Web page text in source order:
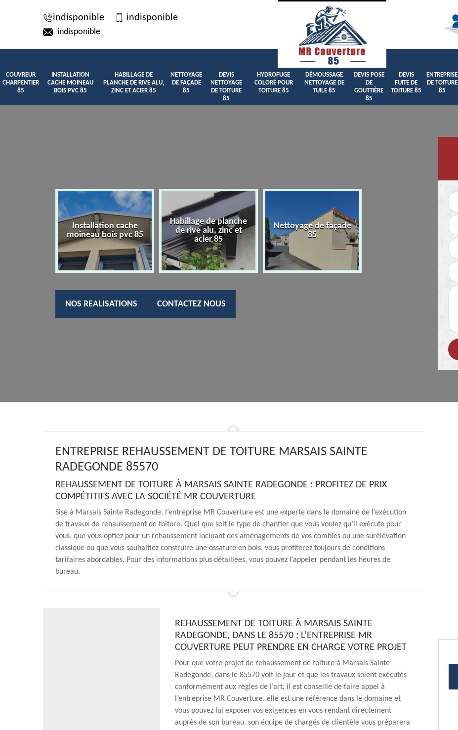
indisponible indisponible
indisponible
COUVREUR
CHARPENTIER
85
INSTALLATION
CACHE MOINEAU
BOIS PVC 85
HABILLAGE DE
PLANCHE DE RIVE ALU,
ZINC ET ACIER 85
NETTOYAGE
DE FAÇADE
85
DEVIS
NETTOYAGE
DE TOITURE
85
HYDROFUGE
COLORÉ POUR
TOITURE 85
DÉMOUSSAGE
NETTOYAGE DE
TUILE 85
DEVIS POSE
DE
GOUTTIÈRE
85
DEVIS
FUITE DE
TOITURE 85
ENTREPRISE
DE TOITURE
85
Installation cache
moineau bois pvc 85
Habillage de planche
de rive alu, zinc et
acier 85
Nettoyage de façade
85
Devis nettoyage de
NOS REALISATIONS CONTACTEZ NOUS
ENTREPRISE REHAUSSEMENT DE TOITURE MARSAIS SAINTE
RADEGONDE 85570
REHAUSSEMENT DE TOITURE À MARSAIS SAINTE RADEGONDE : PROFITEZ DE PRIX
COMPÉTITIFS AVEC LA SOCIÉTÉ MR COUVERTURE
Sise à Marsais Sainte Radegonde, l’entreprise MR Couverture est une experte dans le domaine de l’exécution
de travaux de rehaussement de toiture. Quel que soit le type de chantier que vous voulez qu’il exécute pour
vous, que vous optiez pour un rehaussement incluant des aménagements de vos combles ou une surélévation
classique ou que vous souhaitiez construire une ossature en bois, vous profiterez toujours de conditions
tarifaires abordables. Pour des informations plus détaillées, vous pouvez l’appeler pendant les heures de
bureau.
REHAUSSEMENT DE TOITURE À MARSAIS SAINTE
RADEGONDE, DANS LE 85570 : L’ENTREPRISE MR
COUVERTURE PEUT PRENDRE EN CHARGE VOTRE PROJET
Pour que votre projet de rehaussement de toiture à Marsais Sainte
Radegonde, dans le 85570 voit le jour et que les travaux soient exécutés
conformément aux règles de l’art, il est conseillé de faire appel à
l’entreprise MR Couverture. elle est une référence dans le domaine et
vous pouvez lui exposer vos exigences en vous rendant directement
auprès de son bureau. son équipe de chargés de clientèle vous préparera